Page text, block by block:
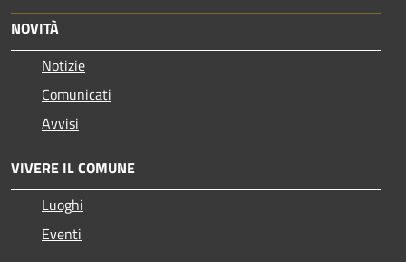
NOVITÀ
Notizie
Comunicati
Avvisi
VIVERE IL COMUNE
Luoghi
Eventi